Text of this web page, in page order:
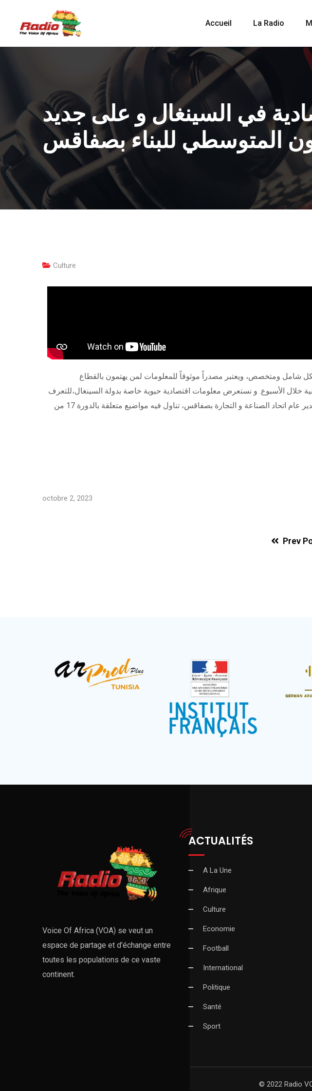
Accueil La Radio
في السينغال و على جديد
Culture
شامل ومتخصص، ويعتبر مصدراً موثوقاً للمعلومات لمن يهتمون بالقطاع
خلال الأسبوع. و نستعرض معلومات اقتصادية حيوية خاصة بدولة السينغال،للتعرف
على الأحداث والمتغيرات الاقتصادية في هذه الدولة الواعدة. كما تميزت الحلقة بحوار خاص مع مدير عام اتحاد الصناعة و التجارة بصفاقس، تناول فيه مواضيع متعلقة بالدورة 17 من
octobre 2, 2023
Prev
Voice Of Africa (VOA) se veut un
espace de partage et d’échange entre
toutes les populations de ce vaste
continent.
ACTUALITÉS
A La Une
Afrique
Culture
Economie
Football
International
Politique
Santé
Sport
© 2022 Radio